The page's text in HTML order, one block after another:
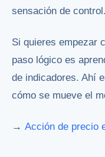
sensación de control.
Si quieres empezar
paso lógico es
de indicadores. Ahí
cómo se mueve el
→ Acción de precio